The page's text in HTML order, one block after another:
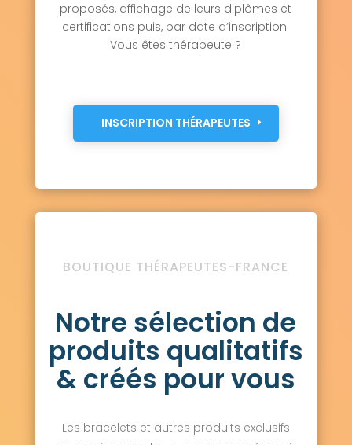
proposés, affichage de leurs diplômes et
certifications puis, par date d’inscription.
Vous êtes thérapeute ?
INSCRIPTION THÉRAPEUTES
BOUTIQUE THÉRAPEUTES-FRANCE
Notre sélection de
produits qualitatifs
& créés pour vous
Les bracelets et autres produits exclusifs